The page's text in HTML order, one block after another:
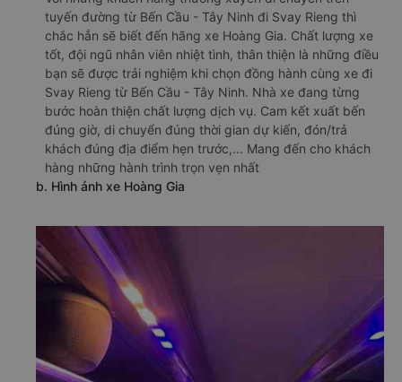
tuyến đường từ Bến Cầu - Tây Ninh đi Svay Rieng thì
chắc hẳn sẽ biết đến hãng xe Hoàng Gia. Chất lượng xe
tốt, đội ngũ nhân viên nhiệt tình, thân thiện là những điều
bạn sẽ được trải nghiệm khi chọn đồng hành cùng xe đi
Svay Rieng từ Bến Cầu - Tây Ninh. Nhà xe đang từng
bước hoàn thiện chất lượng dịch vụ. Cam kết xuất bến
đúng giờ, di chuyển đúng thời gian dự kiến, đón/trả
khách đúng địa điểm hẹn trước,... Mang đến cho khách
hàng những hành trình trọn vẹn nhất
b. Hình ảnh xe Hoàng Gia